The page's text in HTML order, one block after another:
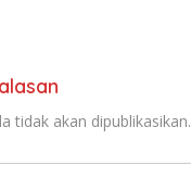
tidak akan dipublikasikan.